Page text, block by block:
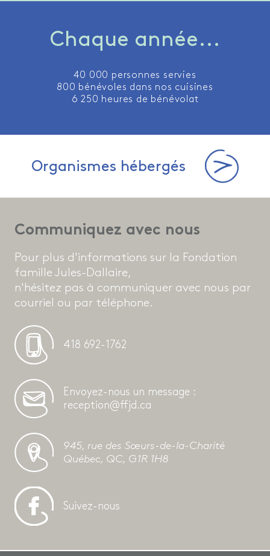
Chaque année...
40 000 personnes servies
800 bénévoles dans nos cuisines
6 250 heures de bénévolat
Organismes hébergés
Communiquez avec nous
Pour plus d'informations sur la Fondation
famille Jules-Dallaire,
n'hésitez pas à communiquer avec nous par
courriel ou par téléphone.
418 692-1762
Envoyez-nous un message :
reception@ffjd.ca
945, rue des Sœurs-de-la-Charité
Québec, QC, G1R 1H8
Suivez-nous